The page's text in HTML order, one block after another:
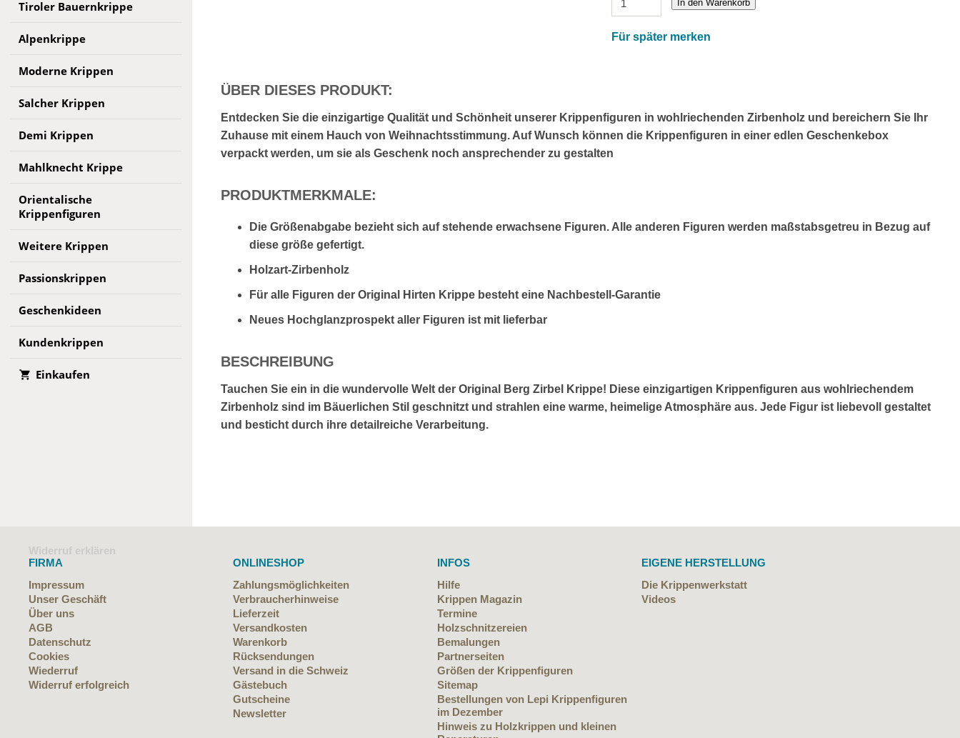
Tiroler Bauernkrippe
Alpenkrippe
Moderne Krippen
Salcher Krippen
Demi Krippen
Mahlknecht Krippe
Orientalische
Krippenfiguren
Weitere Krippen
Passionskrippen
Geschenkideen
Kundenkrippen
Einkaufen
In den Warenkorb
Für später merken
ÜBER DIESES PRODUKT:
Entdecken Sie die einzigartige Qualität und Schönheit unserer Krippenfiguren in wohlriechenden Zirbenholz und bereichern Sie Ihr
Zuhause mit einem Hauch von Weihnachtsstimmung. Auf Wunsch können die Krippenfiguren in einer edlen Geschenkebox
verpackt werden, um sie als Geschenk noch ansprechender zu gestalten
PRODUKTMERKMALE:
Die Größenabgabe bezieht sich auf stehende erwachsene Figuren. Alle anderen Figuren werden maßstabsgetreu in Bezug auf
diese größe gefertigt.
Holzart-Zirbenholz
Für alle Figuren der Original Hirten Krippe besteht eine Nachbestell-Garantie
Neues Hochglanzprospekt aller Figuren ist mit lieferbar
BESCHREIBUNG
Tauchen Sie ein in die wundervolle Welt der Original Berg Zirbel Krippe! Diese einzigartigen Krippenfiguren aus wohlriechendem
Zirbenholz sind im Bäuerlichen Stil geschnitzt und strahlen eine warme, heimelige Atmosphäre aus. Jede Figur ist liebevoll gestaltet
und besticht durch ihre detailreiche Verarbeitung.
Widerruf erklären
FIRMA
Impressum
Unser Geschäft
Über uns
AGB
Datenschutz
Cookies
Wiederruf
Widerruf erfolgreich
ONLINESHOP
Zahlungsmöglichkeiten
Verbraucherhinweise
Lieferzeit
Versandkosten
Warenkorb
Rücksendungen
Versand in die Schweiz
Gästebuch
Gutscheine
Newsletter
INFOS
Hilfe
Krippen Magazin
Termine
Holzschnitzereien
Bemalungen
Partnerseiten
Größen der Krippenfiguren
Sitemap
Bestellungen von Lepi Krippenfiguren
im Dezember
Hinweis zu Holzkrippen und kleinen
EIGENE HERSTELLUNG
Die Krippenwerkstatt
Videos